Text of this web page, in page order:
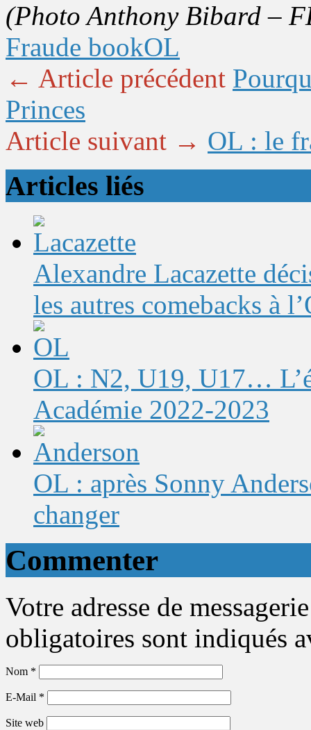
(Photo Anthony Bibard –
Fraude bookOL
← Article précédent
Princes
Article suivant → OL : le
Articles liés
Alexandre Lacazette
les autres comebacks à
OL : N2, U19, U17…
Académie 2022-2023
OL : après Sonny
changer
Commenter
Votre adresse de
obligatoires sont indiqués
Nom *
E-Mail *
Site web